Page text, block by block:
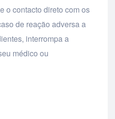
o contacto direto com os
de reação adversa a
interrompa a
médico ou